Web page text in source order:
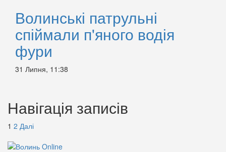
Волинські патрульні
спіймали п'яного водія
фури
31 Липня, 11:38
Навігація записів
1 2 Далі